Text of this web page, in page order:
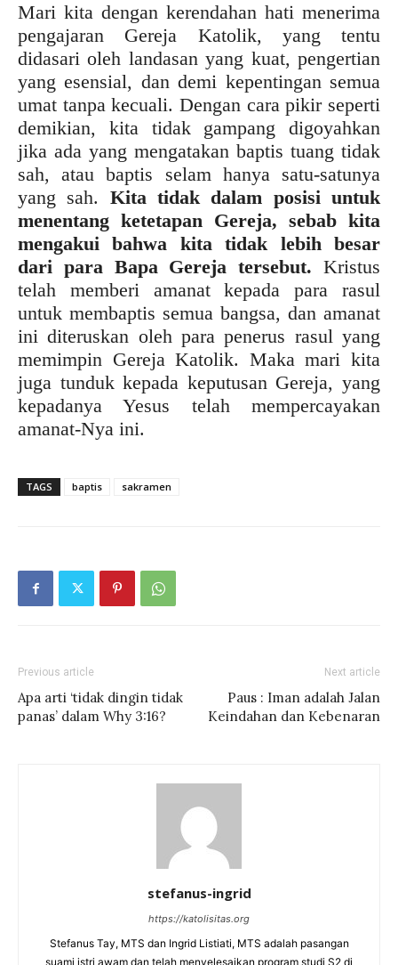
Mari kita dengan kerendahan hati menerima
pengajaran Gereja Katolik, yang tentu
didasari oleh landasan yang kuat, pengertian
yang esensial, dan demi kepentingan semua
umat tanpa kecuali. Dengan cara pikir seperti
demikian, kita tidak gampang digoyahkan
jika ada yang mengatakan baptis tuang tidak
sah, atau baptis selam hanya satu-satunya
yang sah. Kita tidak dalam posisi untuk
menentang ketetapan Gereja, sebab kita
mengakui bahwa kita tidak lebih besar
dari para Bapa Gereja tersebut. Kristus
telah memberi amanat kepada para rasul
untuk membaptis semua bangsa, dan amanat
ini diteruskan oleh para penerus rasul yang
memimpin Gereja Katolik. Maka mari kita
juga tunduk kepada keputusan Gereja, yang
kepadanya Yesus telah mempercayakan
amanat-Nya ini.
TAGS baptis sakramen
Previous article
Apa arti ‘tidak dingin tidak
panas’ dalam Why 3:16?
Next article
Paus : Iman adalah Jalan
Keindahan dan Kebenaran
stefanus-ingrid
https://katolisitas.org
Stefanus Tay, MTS dan Ingrid Listiati, MTS adalah pasangan
suami istri awam dan telah menyelesaikan program studi S2 di